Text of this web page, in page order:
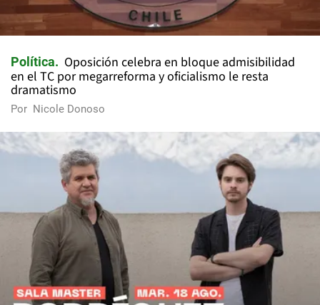
Política
Oposición celebra en bloque admisibilidad
en el TC por megarreforma y oficialismo le resta
dramatismo
Por Nicole Donoso